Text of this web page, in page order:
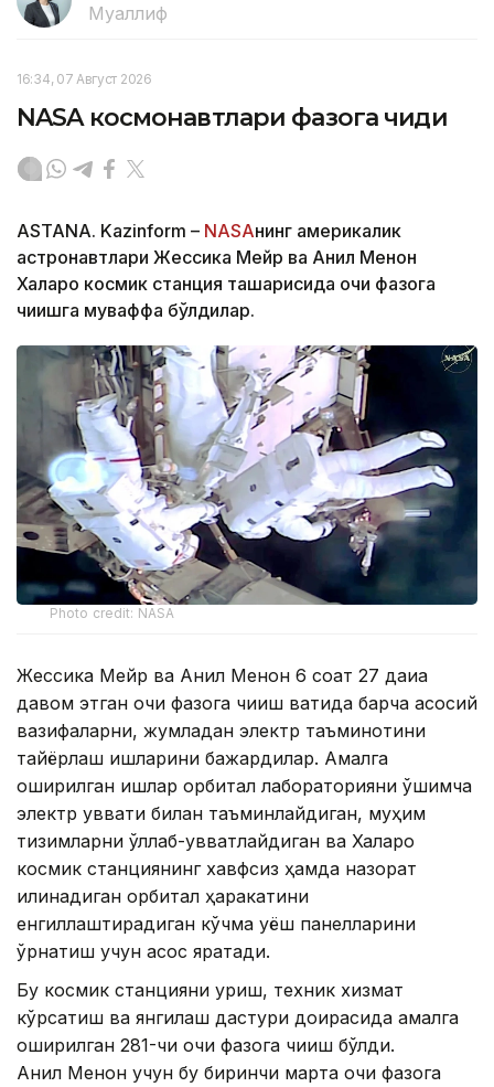
Муаллиф
16:34, 07 Август 2026
NASA космонавтлари фазога чиқди
ASTANA. Kazinform – NASAнинг америкалик
астронавтлари Жессика Мейр ва Анил Менон
Халқаро космик станция ташқарисида очиқ фазога
чиқишга муваффақ бўлдилар.
Photo credit: NASA
Жессика Мейр ва Анил Менон 6 соат 27 дақиқа
давом этган очиқ фазога чиқиш вақтида барча асосий
вазифаларни, жумладан электр таъминотини
тайёрлаш ишларини бажардилар. Амалга
оширилган ишлар орбитал лабораторияни қўшимча
электр қуввати билан таъминлайдиган, муҳим
тизимларни қўллаб-қувватлайдиган ва Халқаро
космик станциянинг хавфсиз ҳамда назорат
қилинадиган орбитал ҳаракатини
енгиллаштирадиган кўчма қуёш панелларини
ўрнатиш учун асос яратади.
Бу космик станцияни қуриш, техник хизмат
кўрсатиш ва янгилаш дастури доирасида амалга
оширилган 281-чи очиқ фазога чиқиш бўлди.
Анил Менон учун бу биринчи марта очиқ фазога